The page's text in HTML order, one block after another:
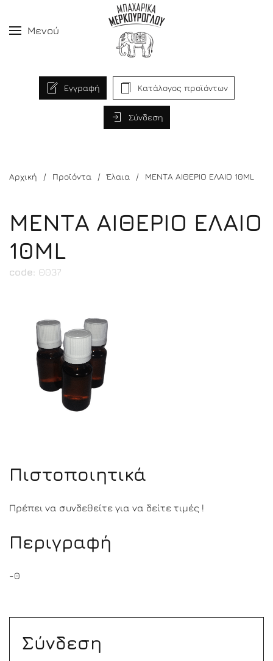
Μενού
Εγγραφή Κατάλογος προϊόντων
Σύνδεση
Αρχική Προϊόντα Έλαια ΜΕΝΤΑ ΑΙΘΕΡΙΟ ΕΛΑΙΟ 10ML
ΜΕΝΤΑ ΑΙΘΕΡΙΟ ΕΛΑΙΟ
10ML
code: Θ037
Πιστοποιητικά
Πρέπει να συνδεθείτε για να δείτε τιμές !
Περιγραφή
-0
Σύνδεση